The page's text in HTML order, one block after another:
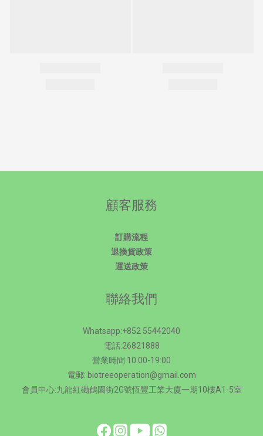
顧客服務
訂購流程
退換貨政策
運送政策
聯絡我們
Whatsapp:+852 55442040
電話:26821888
營業時間:10:00-19:00
電郵: biotreeoperation@gmail.com
會員中心:九龍紅磡鶴園街2G號恆豐工業大廈一期10樓A1-5室